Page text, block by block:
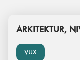
VUX
ARKITEKTUR,